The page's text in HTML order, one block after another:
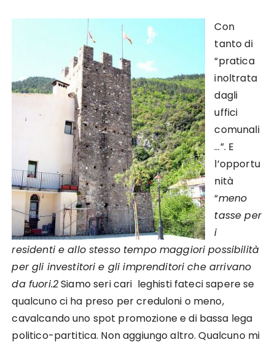
Con
tanto di
“pratica
inoltrata
dagli
uffici
comunali
…”. E
l’opportu
nità
“meno
tasse per
i
residenti e allo stesso tempo maggiori possibilità
per gli investitori e gli imprenditori che arrivano
da fuori.2Siamo seri cari leghisti fateci sapere se
qualcuno ci ha preso per creduloni o meno,
cavalcando uno spot promozione e di bassa lega
politico-partitica. Non aggiungo altro. Qualcuno mi